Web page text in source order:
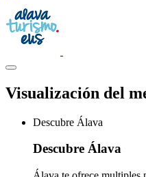
Visualización del
Descubre Álava
Descubre Álava